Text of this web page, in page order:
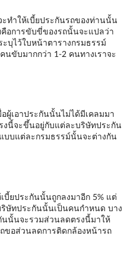
ทำให้เบี้ยประกันรถของท่านนั้น
คือการขับขี่ของรถนั้นจะแปลว่า
บุไว้ใบหน้าตารางกรมธรรม์
ขับมากกว่า 1-2 คนทางเราจะ
ผู้เอาประกันนั้นไม่ได้มีเคลมมา
งนี้จะขึ้นอยู่กับแต่ละบริษัทประกัน
บบแต่ละกรมธรรม์นั้นจะต่างกัน
บี้ยประกันนั้นถูกลงมาอีก 5% แต่
ษัทประกันนั้นเป็นคนกำหนด บาง
นั้นจะรวมส่วนลดตรงนี้มาให้
ขอส่วนลดการติดกล้องหน้ารถ